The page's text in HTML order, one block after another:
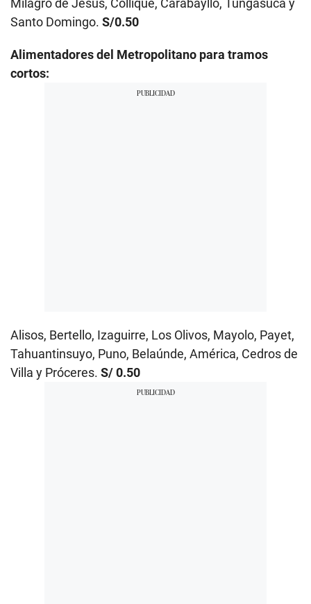
Milagro de Jesús, Collique, Carabayllo, Tungasuca y
Santo Domingo. S/0.50
Alimentadores del Metropolitano para tramos
cortos:
Alisos, Bertello, Izaguirre, Los Olivos, Mayolo, Payet,
Tahuantinsuyo, Puno, Belaúnde, América, Cedros de
Villa y Próceres. S/ 0.50